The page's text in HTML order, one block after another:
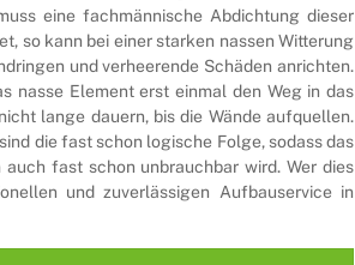
eine fachmännische Abdichtung dieser
so kann bei einer starken nassen Witterung
und verheerende Schäden anrichten.
nasse Element erst einmal den Weg in das
lange dauern, bis die Wände aufquellen.
die fast schon logische Folge, sodass das
fast schon unbrauchbar wird. Wer dies
und zuverlässigen Aufbauservice in